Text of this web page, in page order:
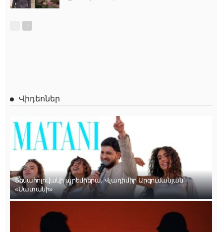
Վիդեոներ
Տեսահոլովակի պրեմիերա․ Վլադիմիր Արզումանյան՝
«Մատանի»